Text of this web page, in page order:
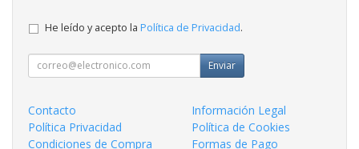
He leído y acepto la Política de Privacidad.
Enviar
Contacto
Información Legal
Política Privacidad
Política de Cookies
Condiciones de Compra
Formas de Pago